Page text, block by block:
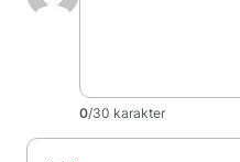
0/30 karakter